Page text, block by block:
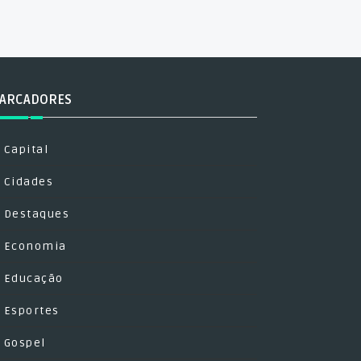
Capital
Cidades
Destaques
Economia
Educação
Esportes
Gospel